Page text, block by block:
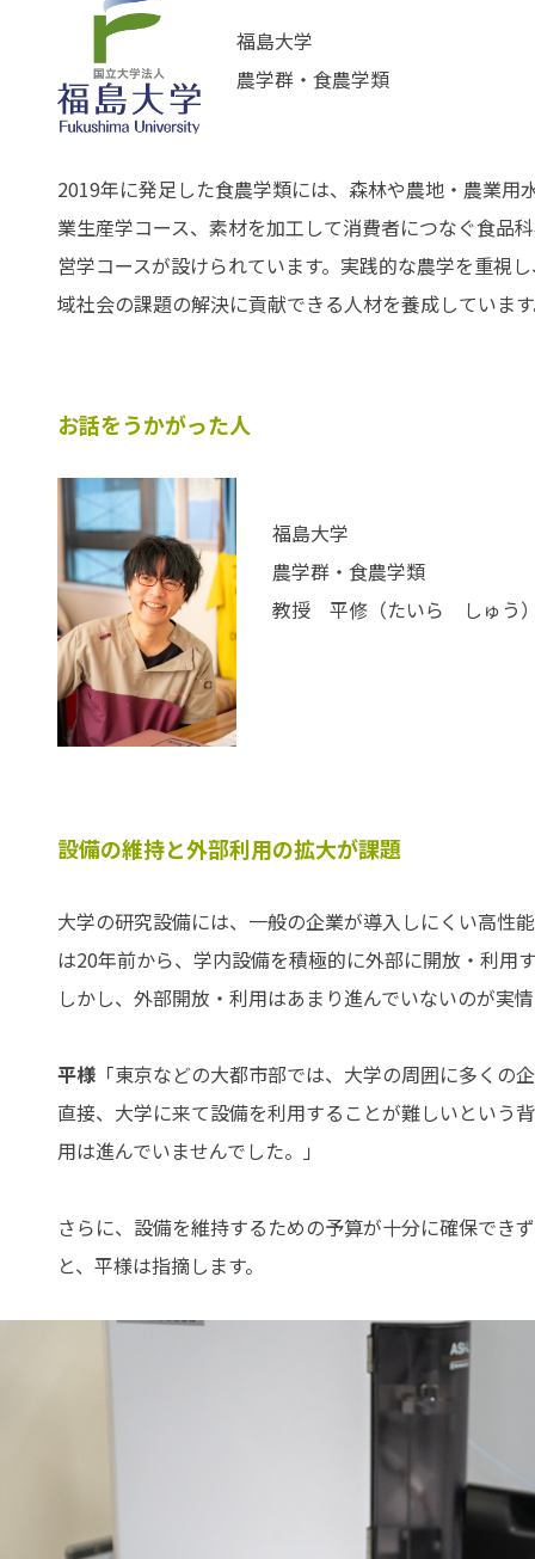
福島大学
農学群・食農学類
2019年に発足した食農学類には、森林や農地・農業
業生産学コース、素材を加工して消費者につなぐ食品
営学コースが設けられています。実践的な農学を重視
域社会の課題の解決に貢献できる人材を養成していま
お話をうかがった人
福島大学
農学群・食農学類
教授 平修（たいら しゅう
設備の維持と外部利用の拡大が課題
大学の研究設備には、一般の企業が導入しにくい高性
は20年前から、学内設備を積極的に外部に開放・利用
しかし、外部開放・利用はあまり進んでいないのが実
平様「東京などの大都市部では、大学の周囲に多くの
直接、大学に来て設備を利用することが難しいという
用は進んでいませんでした。」
さらに、設備を維持するための予算が十分に確保でき
と、平様は指摘します。